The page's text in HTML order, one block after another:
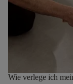
Wie verlege ich